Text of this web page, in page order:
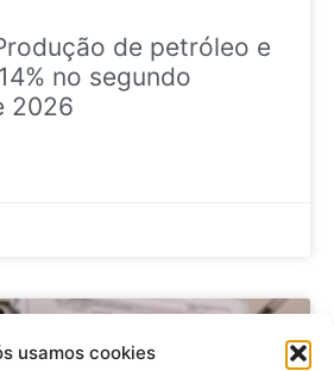
usamos cookies
de petróleo e
no segundo
2026